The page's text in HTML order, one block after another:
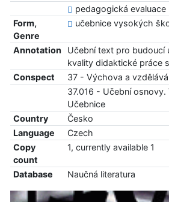
pedagogická evaluace
Form,
Genre
učebnice vysokých
Annotation
Učební text pro budoucí
kvality didaktické práce
Conspect
37 - Výchova a
37.016 - Učební
Učebnice
Country
Česko
Language
Czech
Copy
count
1, currently available 1
Database Naučná literatura